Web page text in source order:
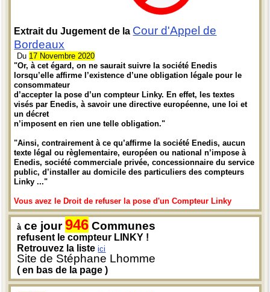
Extrait du Jugement de la Cour d'Appel de
Bordeaux
Du 17 Novembre 2020
"Or, à cet égard, on ne saurait suivre la société Enedis
lorsqu’elle affirme l’existence d’une obligation légale pour le
consommateur
d’accepter la pose d’un compteur Linky. En effet, les textes
visés par Enedis, à savoir une directive européenne, une loi et
un décret
n’imposent en rien une telle obligation."
"Ainsi, contrairement à ce qu’affirme la société Enedis, aucun
texte légal ou règlementaire, européen ou national n’impose à
Enedis, société commerciale privée, concessionnaire du service
public, d’installer au domicile des particuliers des compteurs
Linky ..."
Vous avez le Droit de refuser la pose d'un Compteur Linky
à ce jour946 Communes
refusent le compteur LINKY !
Retrouvez la listeici
Site de Stéphane Lhomme
( en bas de la page )